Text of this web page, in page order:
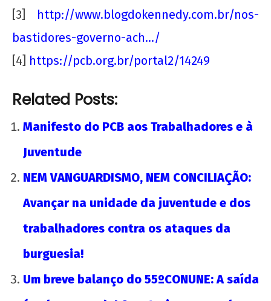
[3] http://www.blogdokennedy.com.br/nos-
bastidores-governo-ach…/
[4] https://pcb.org.br/portal2/14249
Related Posts:
Manifesto do PCB aos Trabalhadores e à
Juventude
NEM VANGUARDISMO, NEM CONCILIAÇÃO:
Avançar na unidade da juventude e dos
trabalhadores contra os ataques da
burguesia!
Um breve balanço do 55ºCONUNE: A saída